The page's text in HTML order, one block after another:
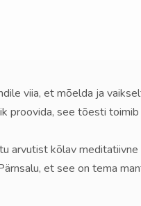
viia, et mõelda ja
proovida, see tõesti
arvutist kõlav meditatiivne
et see on tema